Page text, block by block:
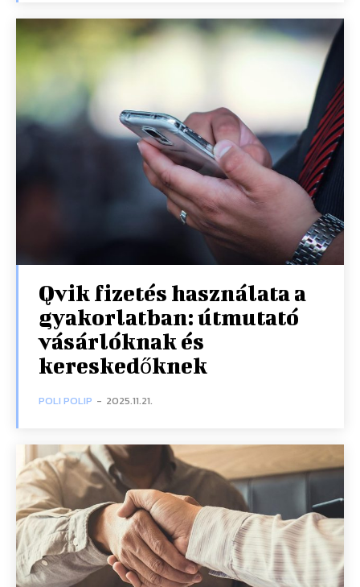
Qvik fizetés használata a
gyakorlatban: útmutató
vásárlóknak és
kereskedőknek
POLI POLIP - 2025.11.21.